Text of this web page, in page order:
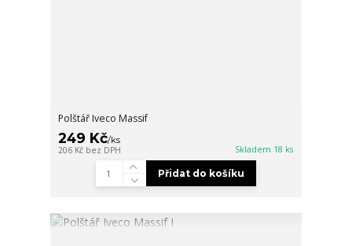
Polštář Iveco Massif
249 Kč/ks
206 Kč bez DPH Skladem 18 ks
Přidat do košíku